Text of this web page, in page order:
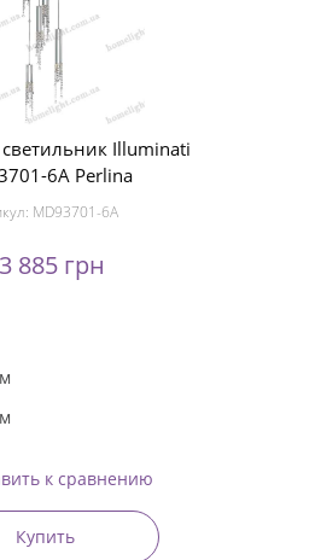
Illuminati
6A Perlina
MD93701-6A
885 грн
к сравнению
Купить